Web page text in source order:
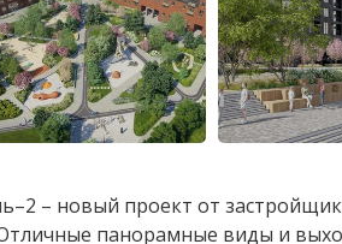
– новый проект от
панорамные виды и